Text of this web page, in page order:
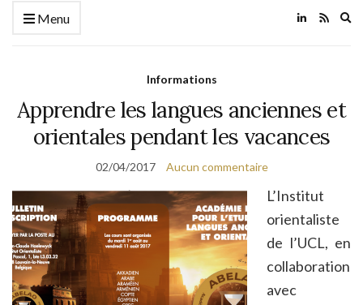
Menu
Informations
Apprendre les langues anciennes et
orientales pendant les vacances
02/04/2017 Aucun commentaire
L’Institut
orientaliste
de l’UCL, en
collaboration
avec